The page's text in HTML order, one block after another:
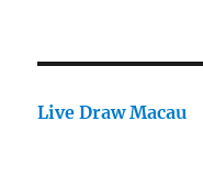
Live Draw Macau